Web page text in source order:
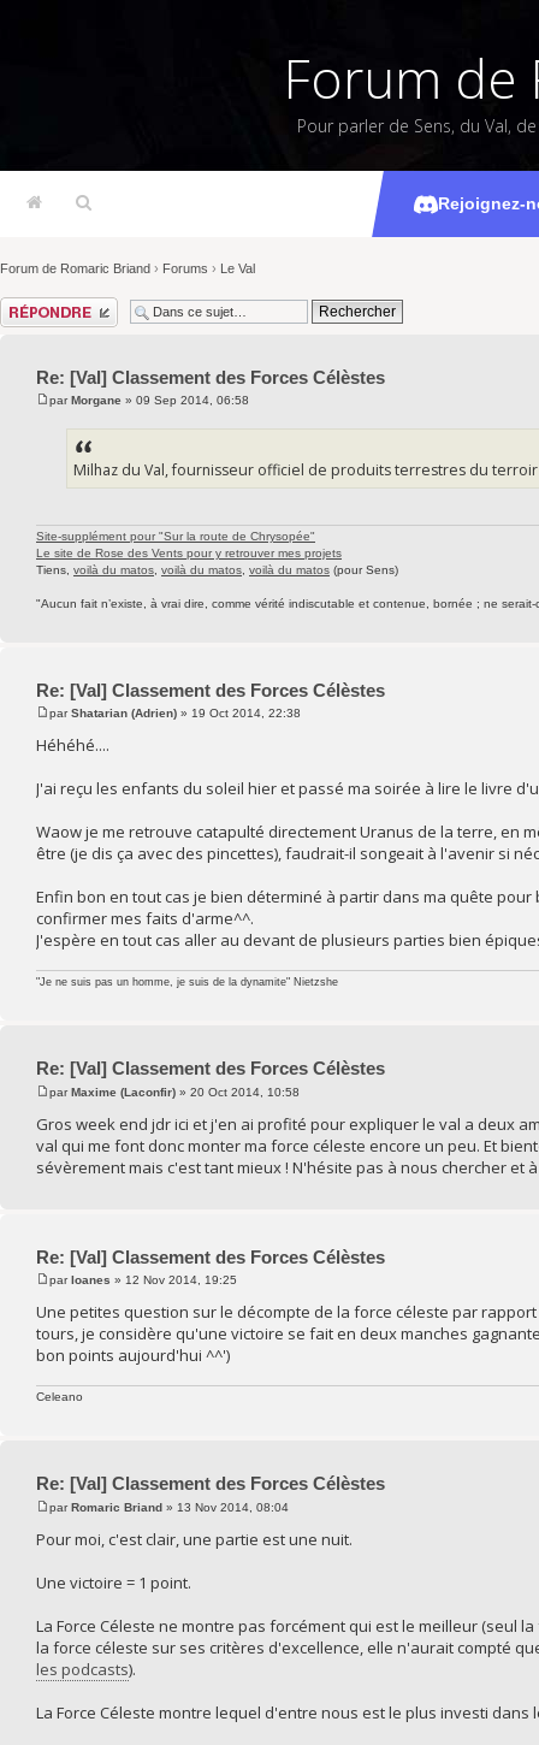
Forum de
Pour parler de Sens, du Val,
Rejoignez-
[Val]
Forum de Romaric Briand › Forums › Le Val
Répondre
Re: [Val] Classement des Forces Célèstes
parMorgane » 09 Sep 2014, 06:58
Milhaz du Val, fournisseur officiel de produits terrestres du
Site-supplément pour "Sur la route de Chrysopée"
Le site de Rose des Vents pour y retrouver mes projets
Tiens, voilà du matos voilà du matos voilà du matos (pour Sens)
"Aucun fait n’existe, à vrai dire, comme vérité indiscutable et contenue, bornée ; ne
Re: [Val] Classement des Forces Célèstes
parShatarian (Adrien) » 19 Oct 2014, 22:38
Héhéhé....
J'ai reçu les enfants du soleil hier et passé ma soirée à lire le livre
Waow je me retrouve catapulté directement Uranus de la terre, en
être (je dis ça avec des pincettes), faudrait-il songeait à l'avenir si
Enfin bon en tout cas je bien déterminé à partir dans ma quête
confirmer mes faits d'arme^^.
J'espère en tout cas aller au devant de plusieurs parties bien
"Je ne suis pas un homme, je suis de la dynamite" Nietzshe
Re: [Val] Classement des Forces Célèstes
parMaxime (Laconfir) » 20 Oct 2014, 10:58
Gros week end jdr ici et j'en ai profité pour expliquer le val a deux
val qui me font donc monter ma force céleste encore un peu. Et
sévèrement mais c'est tant mieux ! N'hésite pas à nous chercher et
Re: [Val] Classement des Forces Célèstes
parIoanes » 12 Nov 2014, 19:25
Une petites question sur le décompte de la force céleste par
tours, je considère qu'une victoire se fait en deux manches
bon points aujourd'hui ^^')
Celeano
Re: [Val] Classement des Forces Célèstes
parRomaric Briand » 13 Nov 2014, 08:04
Pour moi, c'est clair, une partie est une nuit.
Une victoire = 1 point.
La Force Céleste ne montre pas forcément qui est le meilleur (seul
la force céleste sur ses critères d'excellence, elle n'aurait compté
les podcasts).
La Force Céleste montre lequel d'entre nous est le plus investi